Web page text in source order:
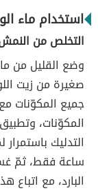
استخدام ماء
التخلص من
وضع القليل من
صغيرة من زيت
جميع المكوّنات
المكوّنات،
التدليك
ساعة فقط، ثمّ
البارد، مع